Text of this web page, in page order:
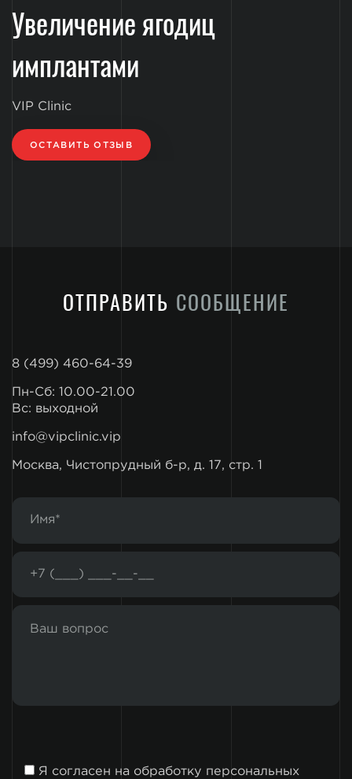
Увеличение ягодиц
имплантами
VIP Clinic
ОСТАВИТЬ ОТЗЫВ
ОТПРАВИТЬ СООБЩЕНИЕ
8 (499) 460-64-39
Пн-Сб: 10.00-21.00
Вс: выходной
info@vipclinic.vip
Москва, Чистопрудный б-р, д. 17, стр. 1
Я согласен на обработку персональных